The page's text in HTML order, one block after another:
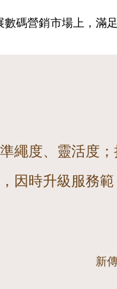
碼營銷市場上，滿
繩度、靈活度；
因時升級服務範
新